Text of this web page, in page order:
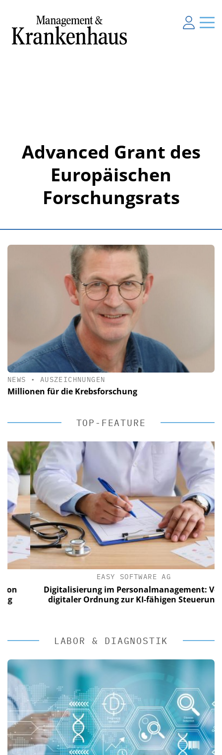
Advanced Grant des
Europäischen
Forschungsrats
NEWS • AUSZEICHNUNGEN
Millionen für die Krebsforschung
TOP-FEATURE
EASY SOFTWARE AG
Digitalisierung im Personalmanagement: Von
digitaler Ordnung zur KI-fähigen Steuerung
LABOR & DIAGNOSTIK